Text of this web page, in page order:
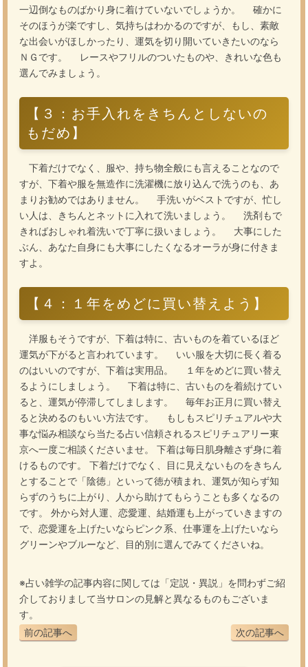
一辺倒なものばかり身に着けていないでしょうか。 確かに
そのほうが楽ですし、気持ちはわかるのですが、もし、素敵
な出会いがほしかったり、運気を切り開いていきたいのなら
ＮＧです。 レースやフリルのついたものや、きれいな色も
選んでみましょう。
【３：お手入れをきちんとしないの
もだめ】
下着だけでなく、服や、持ち物全般にも言えることなので
すが、下着や服を無造作に洗濯機に放り込んで洗うのも、あ
まりお勧めではありません。 手洗いがベストですが、忙し
い人は、きちんとネットに入れて洗いましょう。 洗剤もで
きればおしゃれ着洗いで丁寧に扱いましょう。 大事にした
ぶん、あなた自身にも大事にしたくなるオーラが身に付きま
すよ。
【４：１年をめどに買い替えよう】
洋服もそうですが、下着は特に、古いものを着ているほど
運気が下がると言われています。 いい服を大切に長く着る
のはいいのですが、下着は実用品。 １年をめどに買い替え
るようにしましょう。 下着は特に、古いものを着続けてい
ると、運気が停滞してしまします。 毎年お正月に買い替え
ると決めるのもいい方法です。 もしもスピリチュアルや大
事な悩み相談なら当たる占い信頼されるスピリチュアリー東
京へ一度ご相談くださいませ。 下着は毎日肌身離さず身に着
けるものです。 下着だけでなく、目に見えないものをきちん
とすることで「陰徳」といって徳が積まれ、運気が知らず知
らずのうちに上がり、人から助けてもらうことも多くなるの
です。 外から対人運、恋愛運、結婚運も上がっていきますの
で、恋愛運を上げたいならピンク系、仕事運を上げたいなら
グリーンやブルーなど、目的別に選んでみてくださいね。
※占い雑学の記事内容に関しては「定説・異説」を問わずご紹
介しておりまして当サロンの見解と異なるものもございま
す。
次の記事へ
前の記事へ